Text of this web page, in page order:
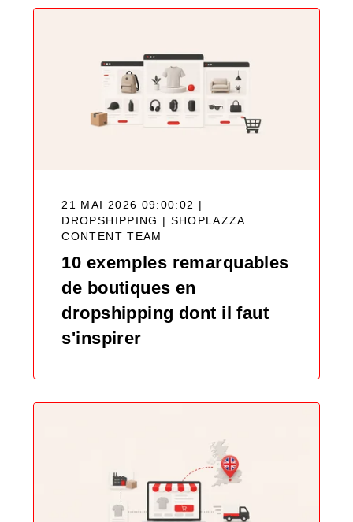
21 MAI 2026 09:00:02 |
DROPSHIPPING | SHOPLAZZA
CONTENT TEAM
10 exemples remarquables
de boutiques en
dropshipping dont il faut
s'inspirer